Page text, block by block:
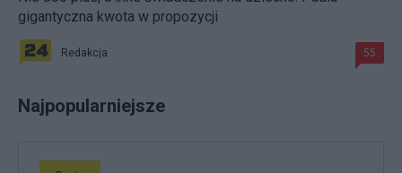
gigantyczna kwota w propozycji
Redakcja 55
Najpopularniejsze